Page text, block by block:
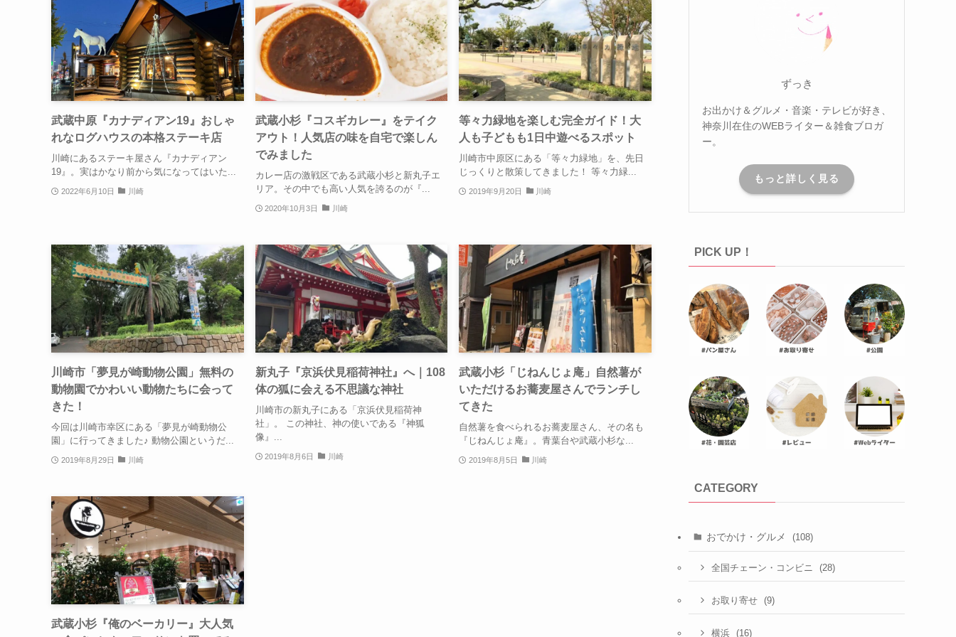
武蔵中原『カナディアン19』おしゃ
れなログハウスの本格ステーキ店
川崎にあるステーキ屋さん『カナディアン
19』。実はかなり前から気になってはいた...
2022年6月10日 川崎
武蔵小杉『コスギカレー』をテイク
アウト！人気店の味を自宅で楽しん
でみました
カレー店の激戦区である武蔵小杉と新丸子エ
リア。その中でも高い人気を誇るのが『...
2020年10月3日 川崎
等々力緑地を楽しむ完全ガイド！大
人も子どもも1日中遊べるスポット
川崎市中原区にある「等々力緑地」を、先日
じっくりと散策してきました！ 等々力緑...
2019年9月20日 川崎
川崎市「夢見が崎動物公園」無料の
動物園でかわいい動物たちに会って
きた！
今回は川崎市幸区にある「夢見が崎動物公
園」に行ってきました♪ 動物公園というだ...
2019年8月29日 川崎
新丸子『京浜伏見稲荷神社』へ｜108
体の狐に会える不思議な神社
川崎市の新丸子にある「京浜伏見稲荷神
社」。 この神社、神の使いである『神狐
像』...
2019年8月6日 川崎
武蔵小杉「じねんじょ庵」自然薯が
いただけるお蕎麦屋さんでランチし
てきた
自然薯を食べられるお蕎麦屋さん、その名も
『じねんじょ庵』。青葉台や武蔵小杉な...
2019年8月5日 川崎
武蔵小杉『俺のベーカリー』大人気
ずっき
お出かけ＆グルメ・音楽・テレビが好き、
神奈川在住のWEBライター＆雑食ブロガ
ー。
もっと詳しく見る
PICK UP！
CATEGORY
おでかけ・グルメ (108)
全国チェーン・コンビニ (28)
お取り寄せ (9)
横浜 (16)